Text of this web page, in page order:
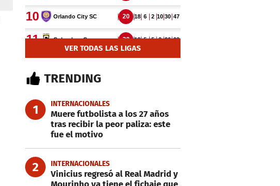
VER TODAS LAS LIGAS
TRENDING
1 INTERNACIONALES
Muere futbolista a los 27 años
tras recibir la peor paliza: este
fue el motivo
2 INTERNACIONALES
Vinicius regresó al Real Madrid y